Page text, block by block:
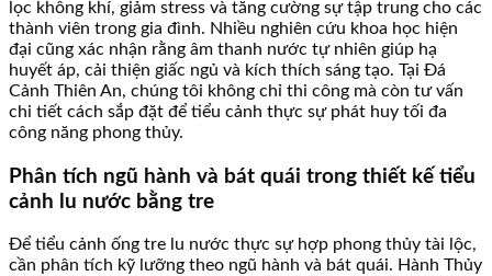
lọc không khí, giảm stress và tăng cường sự tập trung cho các
thành viên trong gia đình. Nhiều nghiên cứu khoa học hiện
đại cũng xác nhận rằng âm thanh nước tự nhiên giúp hạ
huyết áp, cải thiện giấc ngủ và kích thích sáng tạo. Tại Đá
Cảnh Thiên An, chúng tôi không chỉ thi công mà còn tư vấn
chi tiết cách sắp đặt để tiểu cảnh thực sự phát huy tối đa
công năng phong thủy.
Phân tích ngũ hành và bát quái trong thiết kế tiểu
cảnh lu nước bằng tre
Để tiểu cảnh ống tre lu nước thực sự hợp phong thủy tài lộc,
cần phân tích kỹ lưỡng theo ngũ hành và bát quái. Hành Thủy